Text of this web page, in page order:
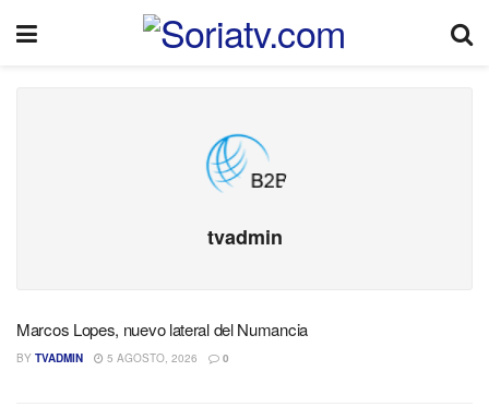
tvadmin
Marcos Lopes, nuevo lateral del Numancia
BY TVADMIN 5 AGOSTO, 2026 0